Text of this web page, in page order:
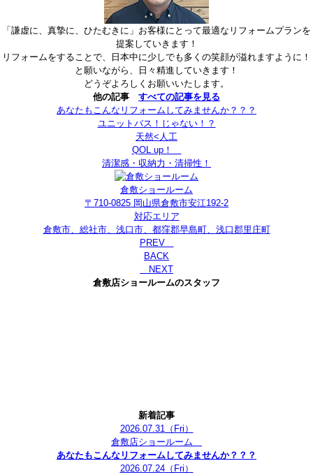
「謙虚に、真摯に、ひたむきに」お客様にとって最適なリフォームプランを
提案していきます！
リフォームをすることで、日本中に少しでも多くの笑顔が溢れますように！
と願いながら、日々精進していきます！
どうぞよろしくお願いいたします。
他の記事 すべての記事を見る
あなたもこんなリフォームしてみませんか？？？
ユニットバス！じゃない！？
天然<人工
QOL up！
清潔感・収納力・清掃性！
倉敷ショールーム
〒710-0825 岡山県倉敷市安江192-2
対応エリア
倉敷市、総社市、浅口市、都窪郡早島町、浅口郡里庄町
PREV
BACK
NEXT
倉敷店ショールームのスタッフ
新着記事
2026.07.31（Fri）
倉敷店ショールーム
あなたもこんなリフォームしてみませんか？？？
2026.07.24（Fri）